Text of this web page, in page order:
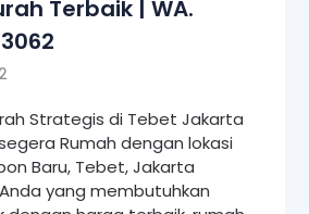
Terbaik | WA.
Strategis di Tebet Jakarta
Rumah dengan lokasi
Baru, Tebet, Jakarta
yang membutuhkan